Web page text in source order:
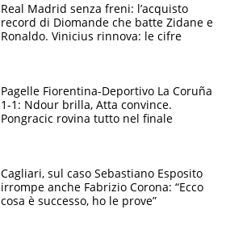
Real Madrid senza freni: l’acquisto
record di Diomande che batte Zidane e
Ronaldo. Vinicius rinnova: le cifre
Pagelle Fiorentina-Deportivo La Coruña
1-1: Ndour brilla, Atta convince.
Pongracic rovina tutto nel finale
Cagliari, sul caso Sebastiano Esposito
irrompe anche Fabrizio Corona: “Ecco
cosa è successo, ho le prove”